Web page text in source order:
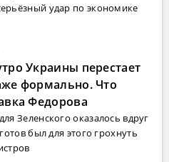
удар по экономике
Украины перестает
формально. Что
Федорова
Зеленского оказалось вдруг
был для этого грохнуть